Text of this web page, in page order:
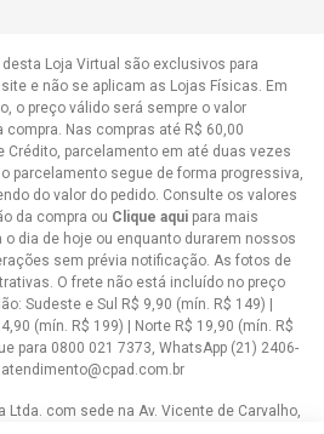
Loja Virtual são exclusivos para
e não se aplicam as Lojas Físicas. Em
o preço válido será sempre o valor
Nas compras até R$ 60,00
Crédito, parcelamento em até duas vezes
parcelamento segue de forma progressiva,
do valor do pedido. Consulte os valores
da compra ou Clique aqui para mais
dia de hoje ou enquanto durarem nossos
sem prévia notificação. As fotos de
O frete não está incluído no preço
Sudeste e Sul R$ 9,90 (mín. R$ 149) |
(mín. R$ 199) | Norte R$ 19,90 (mín. R$
para 0800 021 7373, WhatsApp (21) 2406-
atendimento@cpad.com.br
Ltda. com sede na Av. Vicente de Carvalho,